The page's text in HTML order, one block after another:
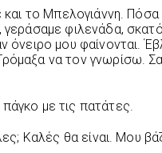
το Μπελογιάννη. Πόσα
φιλενάδα,
όνειρο μου φαίνονται.
να τον γνωρίσω.
με τις πατάτες.
Καλές θα είναι. Μου